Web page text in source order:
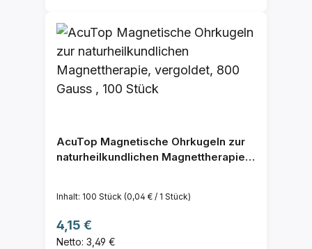
AcuTop Magnetische Ohrkugeln zur
naturheilkundlichen Magnettherapie,
Inhalt: 100 Stück (0,04 € / 1 Stück)
Regulärer Preis:
4,15 €
Netto: 3,49 €